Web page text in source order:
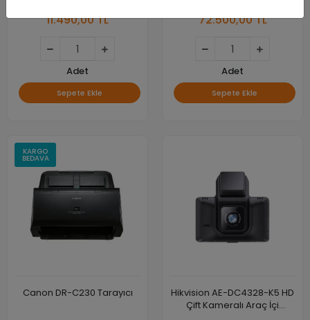
11.490,00 TL
Adet
Sepete Ekle
72.500,00 TL
Adet
Sepete Ekle
KARGO
BEDAVA
Canon DR-C230 Tarayıcı
Hikvision AE-DC4328-K5 HD
Çift Kameralı Araç İçi